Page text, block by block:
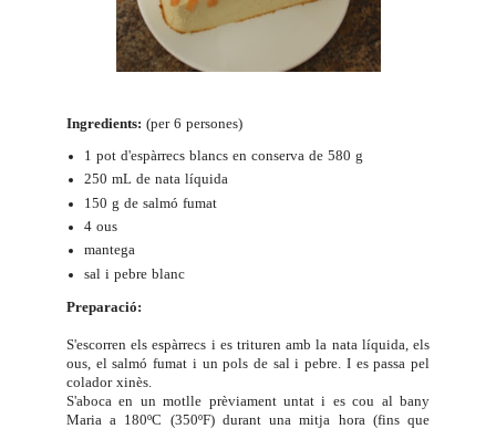
Ingredients: (per 6 persones)
1 pot d'espàrrecs blancs en conserva de 580 g
250 mL de nata líquida
150 g de salmó fumat
4 ous
mantega
sal i pebre blanc
Preparació:
S'escorren els espàrrecs i es trituren amb la nata líquida, els
ous, el salmó fumat i un pols de sal i pebre. I es passa pel
colador xinès.
S'aboca en un motlle prèviament untat i es cou al bany
Maria a 180ºC (350ºF) durant una mitja hora (fins que